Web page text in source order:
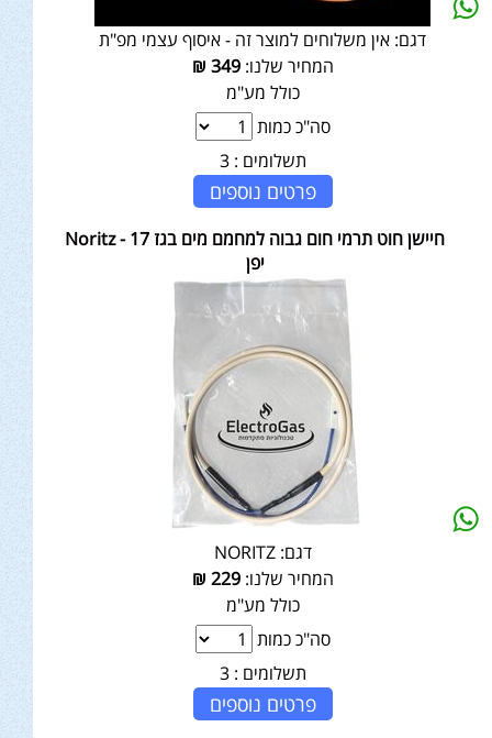
דגם: אין משלוחים למוצר זה - איסוף עצמי מפ"ת
המחיר שלנו:349
₪
כולל מע"מ
סה"כ כמות
תשלומים : 3
פרטים נוספים
חיישן חוט תרמי חום גבוה למחמם מים בגז 17 - Noritz
יפן
דגם: NORITZ
המחיר שלנו:229
₪
כולל מע"מ
סה"כ כמות
תשלומים : 3
פרטים נוספים